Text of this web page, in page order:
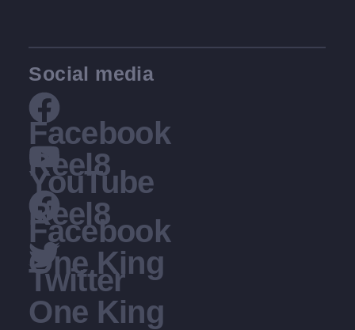
Social media
Facebook
Reel8
YouTube
Reel8
Facebook
One King
Twitter
One King